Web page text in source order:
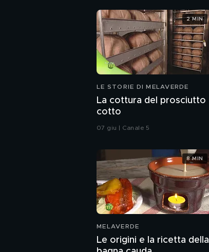
LE STORIE DI MELAVERDE
La cottura del prosciutto
cotto
07 giu | Canale 5
2 MIN
MELAVERDE
Le origini e la ricetta della
8 MIN